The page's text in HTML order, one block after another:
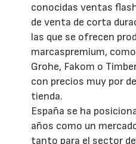
conocidas ventas
de venta de corta
las que se ofrecen
marcaspremium,
Grohe, Fakom o
con precios muy por
tienda.
España se ha
años como un
tanto para el sector